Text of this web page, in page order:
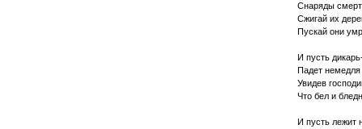
Снаряды
Сжигай их
Пускай они
И пусть
Падет немедля
Увидев
Что бел и
И пусть лежит